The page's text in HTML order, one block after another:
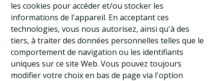
les cookies pour accéder et/ou stocker les
informations de l'appareil. En acceptant ces
technologies, vous nous autorisez, ainsi qu'à des
tiers, à traiter des données personnelles telles que le
comportement de navigation ou les identifiants
uniques sur ce site Web. Vous pouvez toujours
modifier votre choix en bas de page via l'option
2 1 105 m²